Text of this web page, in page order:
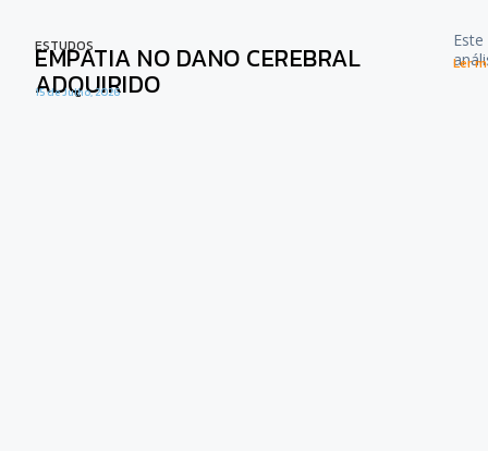
ESTUDOS
EMPATIA NO DANO CEREBRAL
ADQUIRIDO
15 de Julho, 2026
Ler